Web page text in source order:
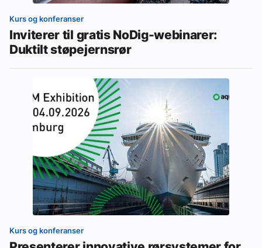
Kurs og konferanser
Inviterer til gratis NoDig-webinarer:
Duktilt støpejernsrør
Kurs og konferanser